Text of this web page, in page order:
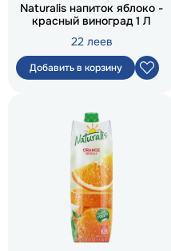
Naturalis напиток яблоко -
красный виноград 1 Л
22 леев
Добавить в корзину